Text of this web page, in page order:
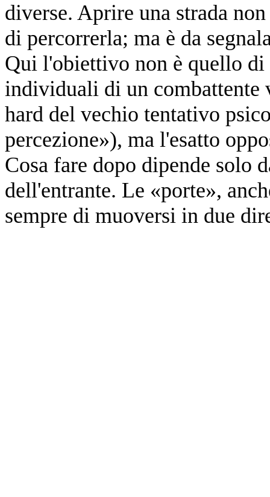
diverse. Aprire una strada
di percorrerla; ma è da
Qui l'obiettivo non è quello di
individuali di un combattente
hard del vechio tentativo
percezione»), ma l'esatto
Cosa fare dopo dipende solo
dell'entrante. Le «porte»,
sempre di muoversi in due